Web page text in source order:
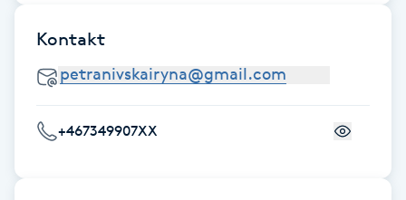
Fransrengöring
Frekvensterapi
Friskvård
Kontakt
+467349907XX